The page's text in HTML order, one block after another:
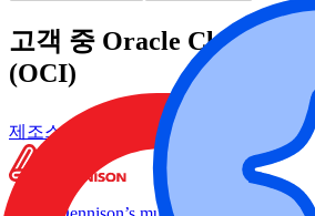
고객 중 Oracle Cloud
(OCI)
제조스토리 보기